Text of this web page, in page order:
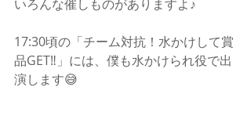
いろんな催しものがありますよ♪
17:30頃の「チーム対抗！水かけして賞
品GET‼︎」には、僕も水かけられ役で出
演します😅